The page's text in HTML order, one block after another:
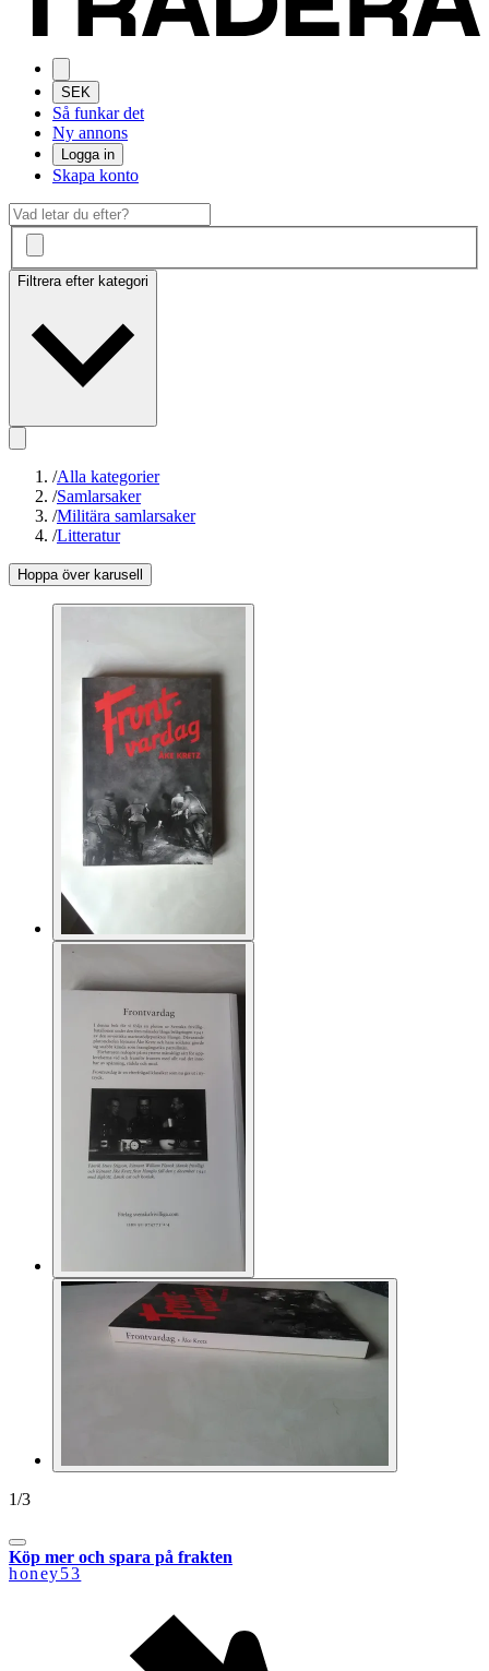
SEK
Så funkar det
Ny annons
Logga in
Skapa konto
Filtrera efter kategori
/Alla kategorier
/Samlarsaker
/Militära samlarsaker
/Litteratur
Hoppa över karusell
1/3
honey53
Köp mer och spara på frakten